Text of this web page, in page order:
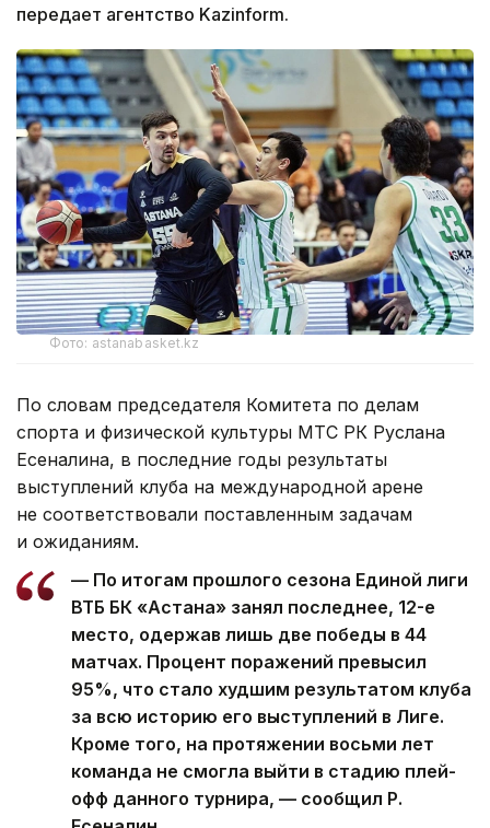
передает агентство Kazinform.
Фото: astanabasket.kz
По словам председателя Комитета по делам
спорта и физической культуры МТС РК Руслана
Есеналина, в последние годы результаты
выступлений клуба на международной арене
не соответствовали поставленным задачам
и ожиданиям.
— По итогам прошлого сезона Единой лиги
ВТБ БК «Астана» занял последнее, 12-е
место, одержав лишь две победы в 44
матчах. Процент поражений превысил
95%, что стало худшим результатом клуба
за всю историю его выступлений в Лиге.
Кроме того, на протяжении восьми лет
команда не смогла выйти в стадию плей-
офф данного турнира, — сообщил Р.